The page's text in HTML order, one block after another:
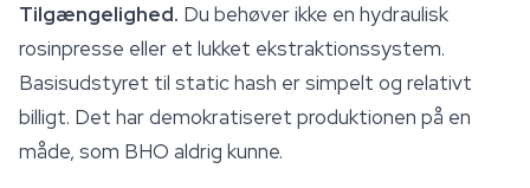
Tilgængelighed. Du behøver ikke en hydraulisk
rosinpresse eller et lukket ekstraktionssystem.
Basisudstyret til static hash er simpelt og relativt
billigt. Det har demokratiseret produktionen på en
måde, som BHO aldrig kunne.